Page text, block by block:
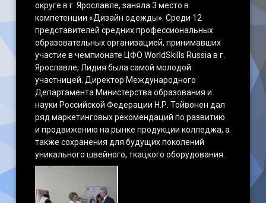
округе в г. Ярославле, заняла 3 место в
компетенции «Дизайн одежды». Среди 12
представителей средних профессиональных
образовательных организацией, принимавших
участие в чемпионате ЦФО WorldSkills Russia в г.
Ярославле, Лидия была самой молодой
участницей. Директор Международного
Департамента Министерства образования и
науки Российской Федерации Н.Р. Тойвонен дал
ряд маркетинговых рекомендаций по развитию
и продвижению на рынке продукции колледжа, а
также сохранения для будущих поколений
уникального швейного, ткацкого оборудования.